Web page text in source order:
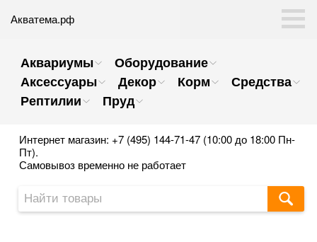
Акватема.рф
Аквариумы
Оборудование
Аксессуары
Декор Корм
Средства
Рептилии
Пруд
Интернет магазин: +7 (495) 144-71-47 (10:00 до 18:00 Пн-
Пт).
Самовывоз временно не работает